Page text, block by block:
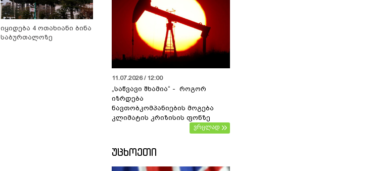
იყიდება 4 ოთახიანი ბინა
საბურთალოზე
11.07.2026 / 12:00
„საწვავი შხამია“ - როგორ
იზრდება
ნავთობკომპანიების მოგება
კლიმატის კრიზისის ფონზე
ვრცლად
ᲣᲪᲮᲝᲔᲗᲘ